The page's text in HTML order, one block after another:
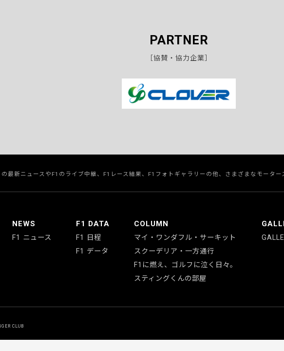
PARTNER
［協賛・協力企業］
最新ニュースやF1のライブ中継、F1レース結果、F1フォトギャラリーの他、さまざまなモーター
NEWS
F1 ニュース
F1 DATA
F1 日程
F1 データ
COLUMN
マイ・ワンダフル・サーキット
スクーデリア・一方通行
F1に燃え、ゴルフに泣く日々。
スティングくんの部屋
CLUB